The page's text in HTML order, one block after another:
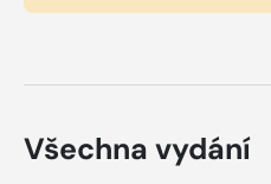
Všechna vydání